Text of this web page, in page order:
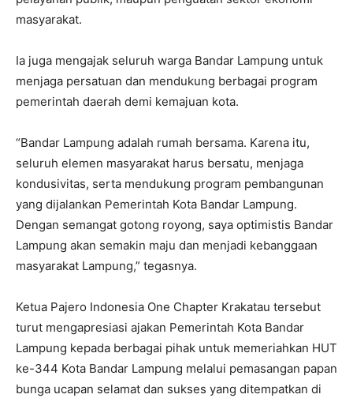
masyarakat.
Ia juga mengajak seluruh warga Bandar Lampung untuk
menjaga persatuan dan mendukung berbagai program
pemerintah daerah demi kemajuan kota.
“Bandar Lampung adalah rumah bersama. Karena itu,
seluruh elemen masyarakat harus bersatu, menjaga
kondusivitas, serta mendukung program pembangunan
yang dijalankan Pemerintah Kota Bandar Lampung.
Dengan semangat gotong royong, saya optimistis Bandar
Lampung akan semakin maju dan menjadi kebanggaan
masyarakat Lampung,” tegasnya.
Ketua Pajero Indonesia One Chapter Krakatau tersebut
turut mengapresiasi ajakan Pemerintah Kota Bandar
Lampung kepada berbagai pihak untuk memeriahkan HUT
ke-344 Kota Bandar Lampung melalui pemasangan papan
bunga ucapan selamat dan sukses yang ditempatkan di